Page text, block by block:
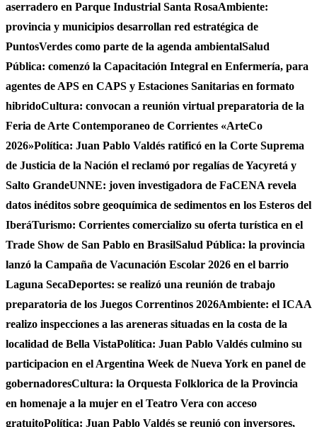
aserradero en Parque Industrial Santa RosaAmbiente:
provincia y municipios desarrollan red estratégica de
PuntosVerdes como parte de la agenda ambientalSalud
Pública: comenzó la Capacitación Integral en Enfermería, para
agentes de APS en CAPS y Estaciones Sanitarias en formato
hibridoCultura: convocan a reunión virtual preparatoria de la
Feria de Arte Contemporaneo de Corrientes «ArteCo
2026»Política: Juan Pablo Valdés ratificó en la Corte Suprema
de Justicia de la Nación el reclamó por regalías de Yacyretá y
Salto GrandeUNNE: joven investigadora de FaCENA revela
datos inéditos sobre geoquímica de sedimentos en los Esteros del
IberáTurismo: Corrientes comercializo su oferta turística en el
Trade Show de San Pablo en BrasilSalud Pública: la provincia
lanzó la Campaña de Vacunación Escolar 2026 en el barrio
Laguna SecaDeportes: se realizó una reunión de trabajo
preparatoria de los Juegos Correntinos 2026Ambiente: el ICAA
realizo inspecciones a las areneras situadas en la costa de la
localidad de Bella VistaPolítica: Juan Pablo Valdés culmino su
participacion en el Argentina Week de Nueva York en panel de
gobernadoresCultura: la Orquesta Folklorica de la Provincia
en homenaje a la mujer en el Teatro Vera con acceso
gratuitoPolítica: Juan Pablo Valdés se reunió con inversores,